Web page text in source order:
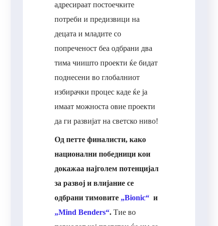
адресираат постоечките
потреби и предизвици на
децата и младите со
попреченост беа одбрани два
тима чиишто проекти ќе бидат
поднесени во глобалниот
избирачки процес каде ќе ја
имаат можноста овие проекти
да ги развијат на светско ниво!
Од петте финалисти, како
национални победници кои
докажаа најголем потенцијал
за развој и влијание се
одбрани тимовите „Bionic“ и
„Mind Benders“. Тие во